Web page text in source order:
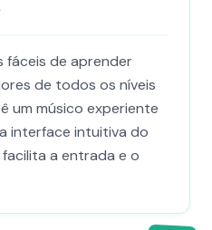
fáceis de aprender
de todos os níveis
um músico experiente
interface intuitiva do
a entrada e o